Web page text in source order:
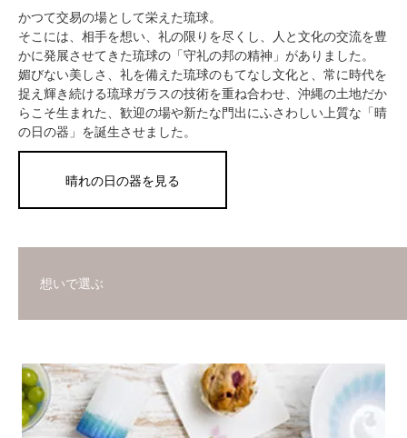
かつて交易の場として栄えた琉球。
そこには、相手を想い、礼の限りを尽くし、人と文化の交流を豊
かに発展させてきた琉球の「守礼の邦の精神」がありました。
媚びない美しさ、礼を備えた琉球のもてなし文化と、常に時代を
捉え輝き続ける琉球ガラスの技術を重ね合わせ、沖縄の土地だか
らこそ生まれた、歓迎の場や新たな門出にふさわしい上質な「晴
の日の器」を誕生させました。
晴れの日の器を見る
想いで選ぶ